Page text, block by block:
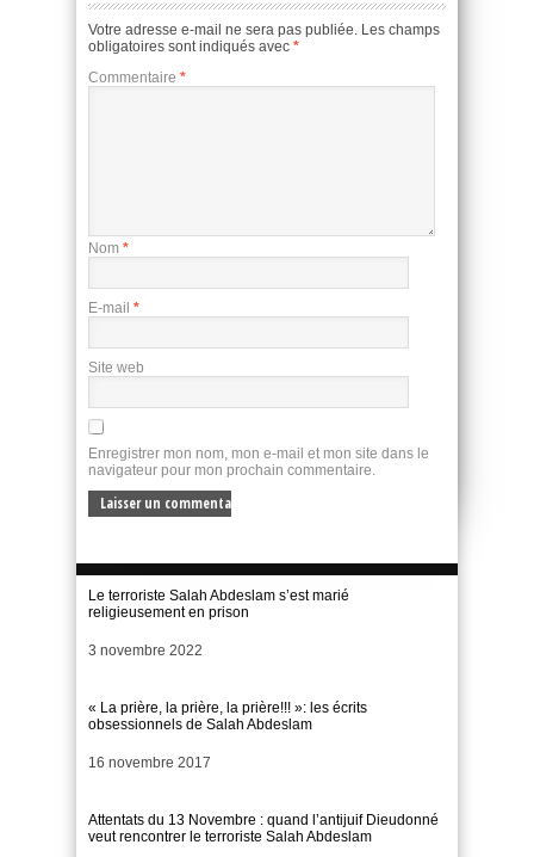
Votre adresse e-mail ne sera pas publiée. Les champs
obligatoires sont indiqués avec *
Commentaire *
Nom *
E-mail *
Site web
Enregistrer mon nom, mon e-mail et mon site dans le
navigateur pour mon prochain commentaire.
Le terroriste Salah Abdeslam s’est marié
religieusement en prison
Date
3 novembre 2022
« La prière, la prière, la prière!!! »: les écrits
obsessionnels de Salah Abdeslam
Date
16 novembre 2017
Attentats du 13 Novembre : quand l’antijuif Dieudonné
veut rencontrer le terroriste Salah Abdeslam